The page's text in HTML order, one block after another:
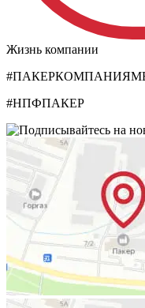
Жизнь компании
#НПФПАКЕР